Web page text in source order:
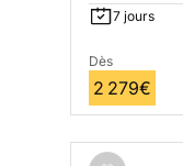
7 jours
Dès
2 279€